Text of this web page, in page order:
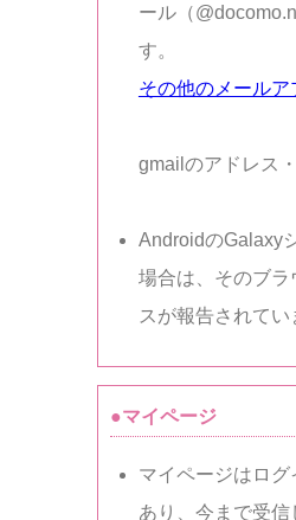
ール（
す。
その他のメール
gmailのアドレス
AndroidのGalaxy
場合は、そのブ
スが報告されて
●マイページ
マイページはロ
あり、今まで受